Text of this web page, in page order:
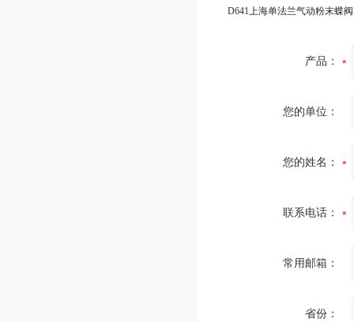
产品：
您的单位：
您的姓名：
联系电话：
常用邮箱：
省份：